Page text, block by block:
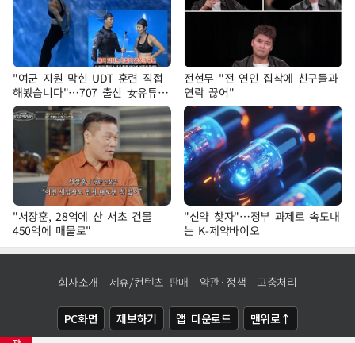
"여군 지원 막힌 UDT 훈련 직접
해봤습니다"…707 출신 女유튜버
'완벽 소화'
전현무 "전 연인 집착에 친구들과
연락 끊어"
"서장훈, 28억에 산 서초 건물
450억에 매물로"
"신약 찾자"…정부 과제로 속도내
는 K-제약바이오
회사소개 제휴/컨텐츠 판매 약관·정책 고충처리
PC화면 제보하기 앱 다운로드 맨위로↑